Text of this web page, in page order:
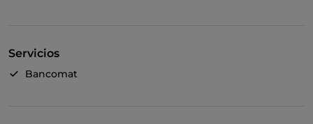
Servicios
Bancomat